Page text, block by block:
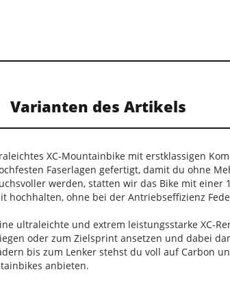
Varianten des Artikels
XC-Mountainbike mit erstklassigen
Faserlagen gefertigt, damit du ohne
werden, statten wir das Bike mit
hochhalten, ohne bei der Antriebseffizienz
ultraleichte und extrem leistungsstarke XC-
oder zum Zielsprint ansetzen und dabei
bis zum Lenker stehst du voll auf Carbon
anbieten.